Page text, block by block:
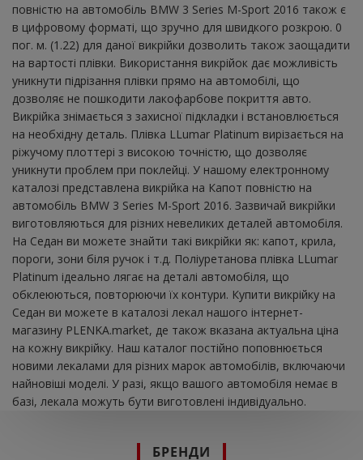
повністю на автомобіль BMW 3 Series M-Sport 2016 також є
в цифровому форматі, що зручно для швидкого розкрою. 0
пог. м. (1.22) для даної викрійки дозволить також заощадити
на вартості плівки. Використання викрійок дає можливість
уникнути підрізання плівки прямо на автомобілі, що
дозволяє не пошкодити лакофарбове покриття авто.
Викрійка знімається з захисної підкладки і встановлюється
на необхідну деталь. Плівка LLumar Platinum вирізається на
ріжучому плоттері з високою точністю, що дозволяє
уникнути проблем при поклейці. У нашому електронному
каталозі представлена ​​викрійка на Капот повністю на
автомобіль BMW 3 Series M-Sport 2016. Зазвичай викрійки
виготовляються для різних невеликих деталей автомобіля.
На Седан ви можете знайти такі викрійки як: капот, крила,
пороги, зони біля ручок і т.д. Поліуретанова плівка LLumar
Platinum ідеально лягає на деталі автомобіля, що
обклеюються, повторюючи їх контури. Купити викрійку на
Седан ви можете в каталозі лекал нашого інтернет-
магазину PLENKA.market, де також вказана актуальна ціна
на кожну викрійку. Наш каталог постійно поповнюється
новими лекалами для різних марок автомобілів, включаючи
найновіші моделі. У разі, якщо вашого автомобіля немає в
базі, лекала можуть бути виготовлені індивідуально.
БРЕНДИ